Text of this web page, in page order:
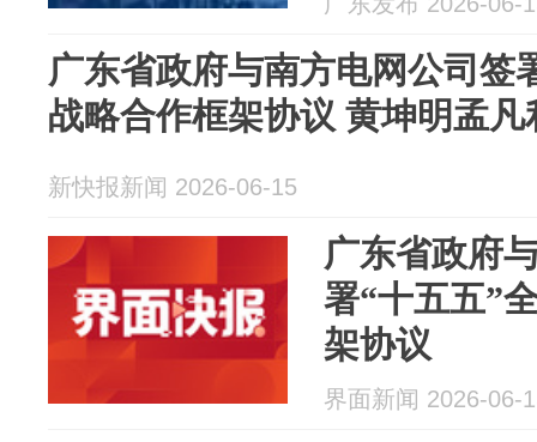
广东省政府与南方电网公司签
战略合作框架协议 黄坤明孟
新快报新闻 2026-06-15
广东省政府
署“十五五”
架协议
界面新闻 2026-06-